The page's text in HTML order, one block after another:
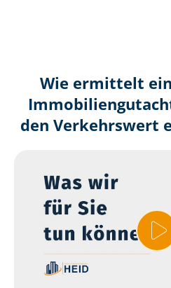
Wie ermittelt
den Verkehrswert